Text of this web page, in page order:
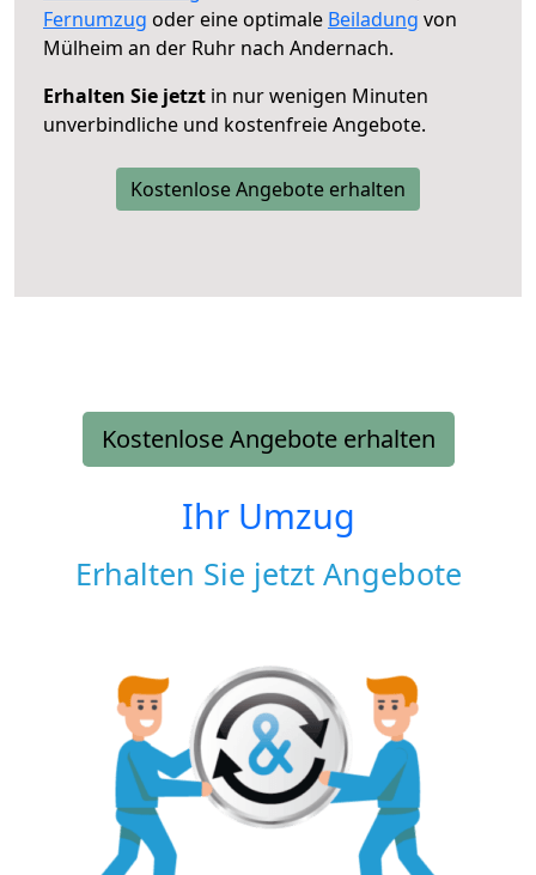
Fernumzug oder eine optimale Beiladung von
Mülheim an der Ruhr nach Andernach.
Erhalten Sie jetzt in nur wenigen Minuten
unverbindliche und kostenfreie Angebote.
Kostenlose Angebote erhalten
Kostenlose Angebote erhalten
Ihr Umzug
Erhalten Sie jetzt Angebote